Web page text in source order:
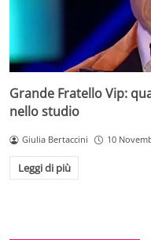
Grande Fratello Vip:
nello studio
Giulia Bertaccini 10
Leggi di più